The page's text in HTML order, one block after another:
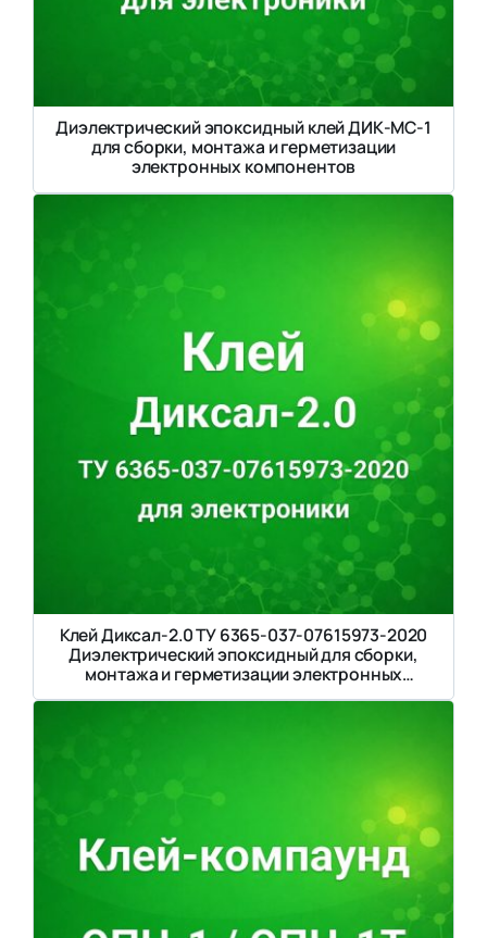
Диэлектрический эпоксидный клей ДИК-МС-1
для сборки, монтажа и герметизации
электронных компонентов
Клей Диксал-2.0 ТУ 6365-037-07615973-2020
Диэлектрический эпоксидный для сборки,
монтажа и герметизации электронных
компонентов